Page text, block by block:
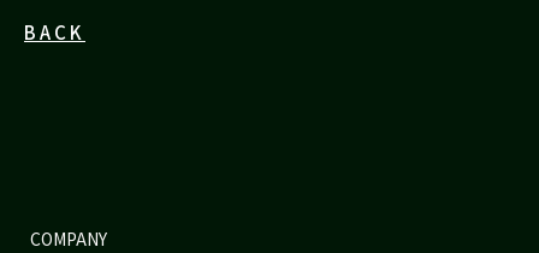
BACK
COMPANY